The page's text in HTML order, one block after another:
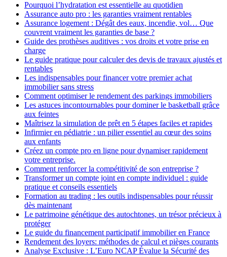
Pourquoi l’hydratation est essentielle au quotidien
Assurance auto pro : les garanties vraiment rentables
Assurance logement : Dégât des eaux, incendie, vol… Que
couvrent vraiment les garanties de base ?
Guide des prothèses auditives : vos droits et votre prise en
charge
Le guide pratique pour calculer des devis de travaux ajustés et
rentables
Les indispensables pour financer votre premier achat
immobilier sans stress
Comment optimiser le rendement des parkings immobiliers
Les astuces incontournables pour dominer le basketball grâce
aux feintes
Maîtrisez la simulation de prêt en 5 étapes faciles et rapides
Infirmier en pédiatrie : un pilier essentiel au cœur des soins
aux enfants
Créez un compte pro en ligne pour dynamiser rapidement
votre entreprise.
Comment renforcer la compétitivité de son entreprise ?
Transformer un compte joint en compte individuel : guide
pratique et conseils essentiels
Formation au trading : les outils indispensables pour réussir
dès maintenant
Le patrimoine génétique des autochtones, un trésor précieux à
protéger
Le guide du financement participatif immobilier en France
Rendement des loyers: méthodes de calcul et pièges courants
Analyse Exclusive : L’Euro NCAP Évalue la Sécurité des